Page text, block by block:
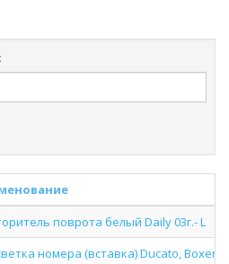
поврота белый Daily 03г.- L
номера (вставка) Ducato, Boxer